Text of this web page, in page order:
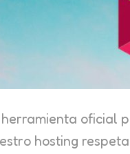
oficial
hosting